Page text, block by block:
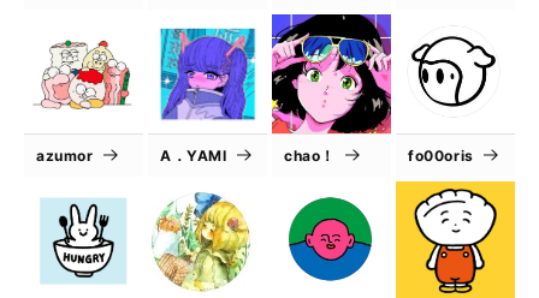
azumor A．YAMI chao！ fo00oris